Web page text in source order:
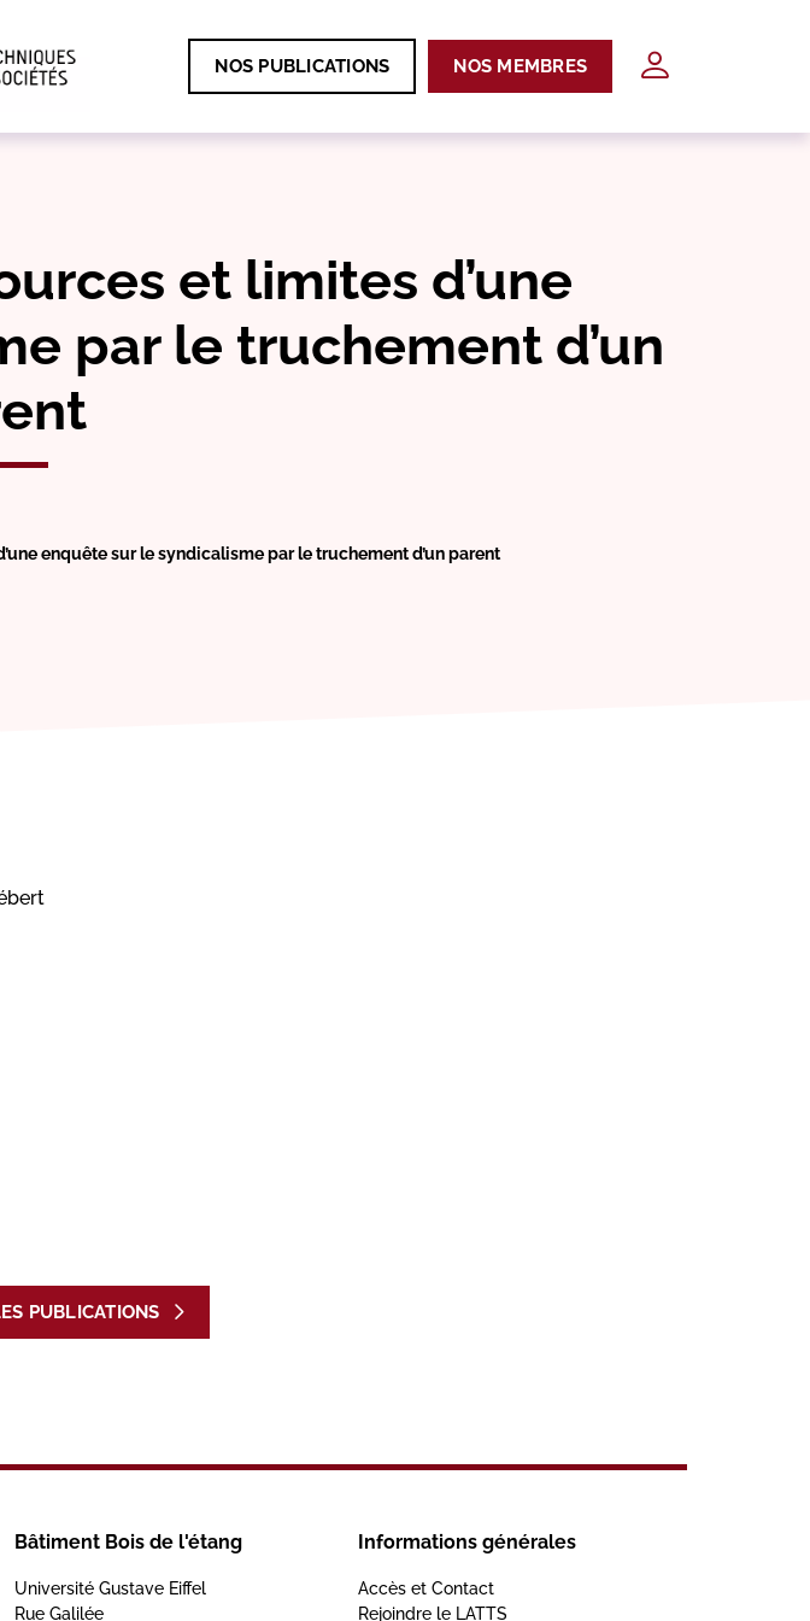
NOS PUBLICATIONS NOS MEMBRES
et limites d’une
par le truchement d’un
enquête sur le syndicalisme par le truchement d’un parent
PUBLICATIONS
Bâtiment Bois de l'étang
Université Gustave Eiffel
Rue Galilée
Informations générales
Accès et Contact
Rejoindre le LATTS